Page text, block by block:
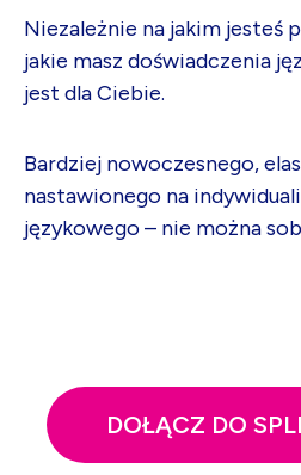
Niezależnie na jakim jesteś
jakie masz doświadczenia
jest dla Ciebie.
Bardziej nowoczesnego,
nastawionego na
językowego – nie można
DOŁĄCZ DO
OPENS LINK IN A NEW CART.